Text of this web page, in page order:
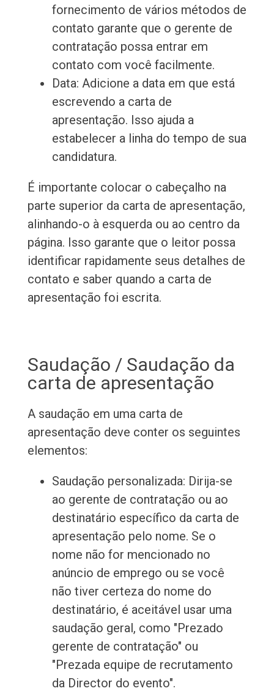
fornecimento de vários métodos de
contato garante que o gerente de
contratação possa entrar em
contato com você facilmente.
Data: Adicione a data em que está
escrevendo a carta de
apresentação. Isso ajuda a
estabelecer a linha do tempo de sua
candidatura.
É importante colocar o cabeçalho na
parte superior da carta de apresentação,
alinhando-o à esquerda ou ao centro da
página. Isso garante que o leitor possa
identificar rapidamente seus detalhes de
contato e saber quando a carta de
apresentação foi escrita.
Saudação / Saudação da
carta de apresentação
A saudação em uma carta de
apresentação deve conter os seguintes
elementos:
Saudação personalizada: Dirija-se
ao gerente de contratação ou ao
destinatário específico da carta de
apresentação pelo nome. Se o
nome não for mencionado no
anúncio de emprego ou se você
não tiver certeza do nome do
destinatário, é aceitável usar uma
saudação geral, como "Prezado
gerente de contratação" ou
"Prezada equipe de recrutamento
da Director do evento".